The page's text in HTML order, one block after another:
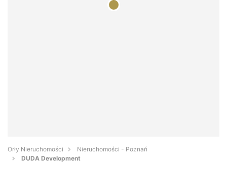
Orły Nieruchomości
Nieruchomości - Poznań
DUDA Development